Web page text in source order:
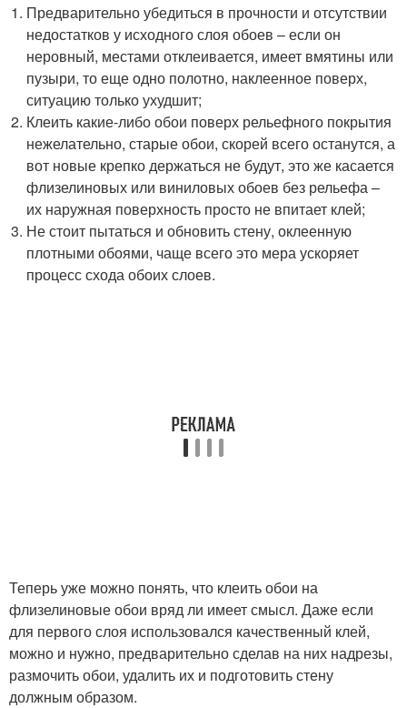
Предварительно убедиться в прочности и отсутствии
недостатков у исходного слоя обоев – если он
неровный, местами отклеивается, имеет вмятины или
пузыри, то еще одно полотно, наклеенное поверх,
ситуацию только ухудшит;
Клеить какие-либо обои поверх рельефного покрытия
нежелательно, старые обои, скорей всего останутся, а
вот новые крепко держаться не будут, это же касается
флизелиновых или виниловых обоев без рельефа –
их наружная поверхность просто не впитает клей;
Не стоит пытаться и обновить стену, оклеенную
плотными обоями, чаще всего это мера ускоряет
процесс схода обоих слоев.
Теперь уже можно понять, что клеить обои на
флизелиновые обои вряд ли имеет смысл. Даже если
для первого слоя использовался качественный клей,
можно и нужно, предварительно сделав на них надрезы,
размочить обои, удалить их и подготовить стену
должным образом.